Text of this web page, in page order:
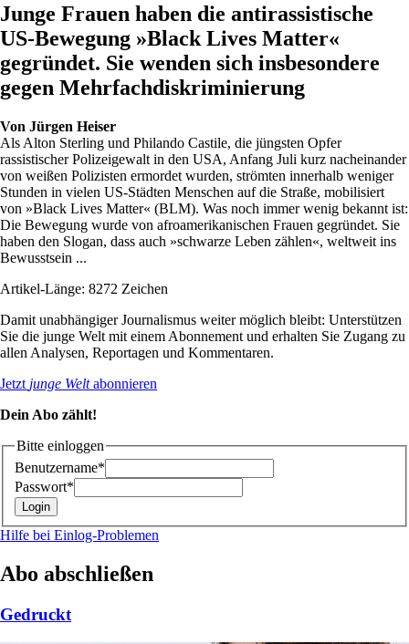
Junge Frauen haben die antirassistische
US-Bewegung »Black Lives Matter«
gegründet. Sie wenden sich insbesondere
gegen Mehrfachdiskriminierung
Von Jürgen Heiser
Als Alton Sterling und Philando Castile, die jüngsten Opfer
rassistischer Polizeigewalt in den USA, Anfang Juli kurz nacheinander
von weißen Polizisten ermordet wurden, strömten innerhalb weniger
Stunden in vielen US-Städten Menschen auf die Straße, mobilisiert
von »Black Lives Matter« (BLM). Was noch immer wenig bekannt ist:
Die Bewegung wurde von afroamerikanischen Frauen gegründet. Sie
haben den Slogan, dass auch »schwarze Leben zählen«, weltweit ins
Bewusstsein ...
Artikel-Länge: 8272 Zeichen
Damit unabhängiger Journalismus weiter möglich bleibt: Unterstützen
Sie die junge Welt mit einem Abonnement und erhalten Sie Zugang zu
allen Analysen, Reportagen und Kommentaren.
Jetzt junge Weltabonnieren
Dein Abo zählt!
Bitte einloggen
Benutzername*
Passwort*
Hilfe bei Einlog-Problemen
Abo abschließen
Gedruckt